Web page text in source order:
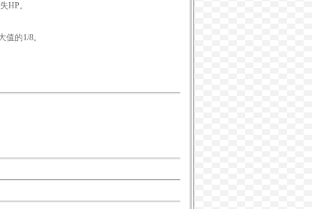
HP。
的1/8。